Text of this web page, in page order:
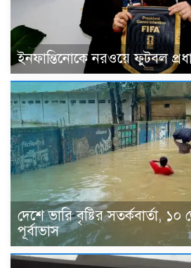
ইনফান্তিনোকে নরওয়ে ফুটবল
দেশে ভারি বৃষ্টির সতর্কবার্তা, ১০
পূর্বাভাস